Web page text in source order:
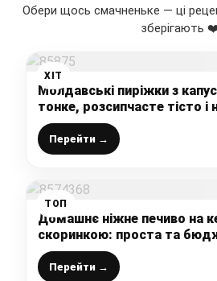
Обери щось смачненьке — ці
зберігають
ХІТ
Молдавські пиріжки з
тонке, розсипчасте тісто і
квашеною або свіжою
рецепт
Перейти →
ТОП
Домашнє ніжне печиво на
скоринкою: проста та
до чаю яку хочеться
Перейти →